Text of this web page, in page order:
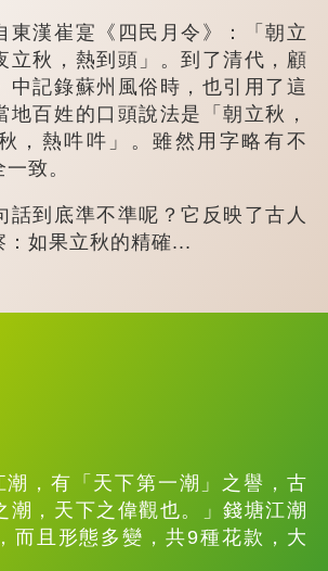
漢崔寔《四民月令》：「朝立
立秋，熱到頭」。到了清代，顧
中記錄蘇州風俗時，也引用了這
地百姓的口頭說法是「朝立秋，
，熱吽吽」。雖然用字略有不
致。
到底準不準呢？它反映了古人
：如果立秋的精確...
，有「天下第一潮」之譽，古
潮，天下之偉觀也。」錢塘江潮
而且形態多變，共9種花款，大